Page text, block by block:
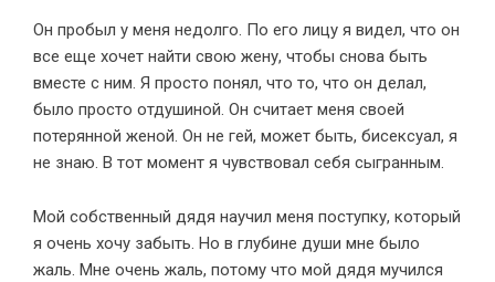
Он пробыл у меня недолго. По его лицу я видел, что он
все еще хочет найти свою жену, чтобы снова быть
вместе с ним. Я просто понял, что то, что он делал,
было просто отдушиной. Он считает меня своей
потерянной женой. Он не гей, может быть, бисексуал, я
не знаю. В тот момент я чувствовал себя сыгранным.
Мой собственный дядя научил меня поступку, который
я очень хочу забыть. Но в глубине души мне было
жаль. Мне очень жаль, потому что мой дядя мучился